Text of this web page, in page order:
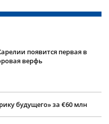
появится первая в
верфь
будущего» за €60 млн